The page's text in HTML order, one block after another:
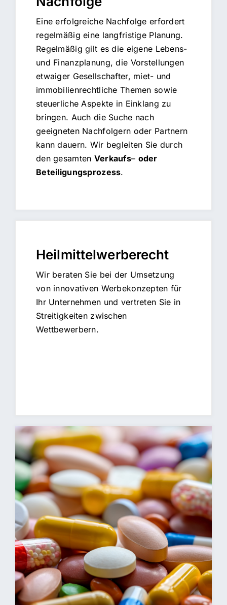
Eine erfolgreiche Nachfolge erfordert
regelmäßig eine langfristige Planung.
Regelmäßig gilt es die eigene Lebens-
und Finanzplanung, die Vorstellungen
etwaiger Gesellschafter, miet- und
immobilienrechtliche Themen sowie
steuerliche Aspekte in Einklang zu
bringen. Auch die Suche nach
geeigneten Nachfolgern oder Partnern
kann dauern. Wir begleiten Sie durch
den gesamten Verkaufs– oder
Beteiligungsprozess.
Heilmittelwerberecht
Wir beraten Sie bei der Umsetzung
von innovativen Werbekonzepten für
Ihr Unternehmen und vertreten Sie in
Streitigkeiten zwischen
Wettbewerbern.